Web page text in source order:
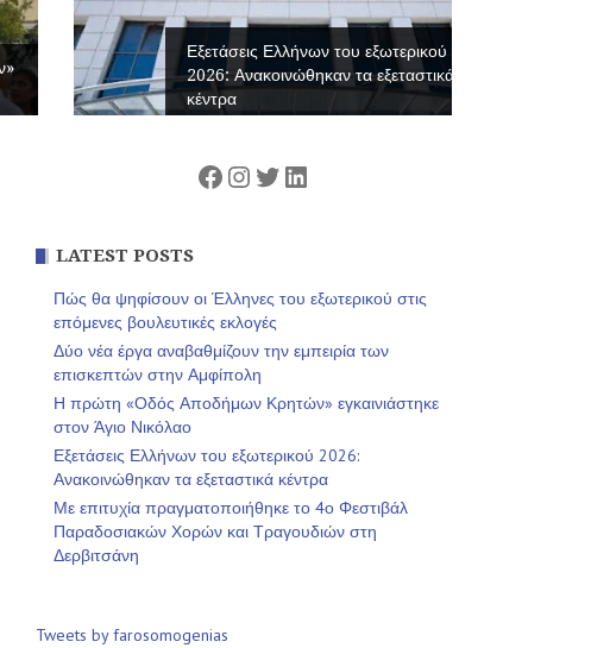
Εξετάσεις Ελλήνων του εξωτερικού
2026: Ανακοινώθηκαν τα εξεταστικά
κέντρα
Facebook
Instagram
Twitter
Linkedin
LATEST POSTS
Πώς θα ψηφίσουν οι Έλληνες του εξωτερικού στις
επόμενες βουλευτικές εκλογές
Δύο νέα έργα αναβαθμίζουν την εμπειρία των
επισκεπτών στην Αμφίπολη
Η πρώτη «Οδός Αποδήμων Κρητών» εγκαινιάστηκε
στον Άγιο Νικόλαο
Εξετάσεις Ελλήνων του εξωτερικού 2026:
Ανακοινώθηκαν τα εξεταστικά κέντρα
Με επιτυχία πραγματοποιήθηκε το 4ο Φεστιβάλ
Παραδοσιακών Χορών και Τραγουδιών στη
Δερβιτσάνη
Tweets by farosomogenias